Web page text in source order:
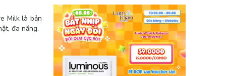
Milk là bản
đa năng.